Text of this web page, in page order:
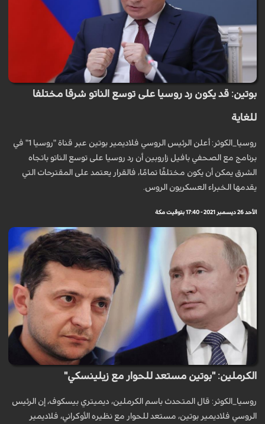
بوتين: قد يكون رد روسيا على توسع الناتو شرقا مختلفا
للغاية
روسيا_الكوثر: أعلن الرئيس الروسي فلاديمير بوتين عبر قناة "روسيا 1" في
برنامج مع الصحفي بافيل زاروبين أن رد روسيا على توسع الناتو باتجاه
الشرق يمكن أن يكون مختلفًا تمامًا، فالقرار يعتمد على المقترحات التي
يقدمها الخبراء العسكريون الروس.
الأحد 26 ديسمبر 2021 - 17:40 بتوقيت مكة
الكرملين: "بوتين مستعد للحوار مع زيلينسكي"
روسيا_الكوثر: قال المتحدث باسم الكرملين، ديميتري بيسكوف، إن الرئيس
الروسي فلاديمير بوتين، مستعد للحوار مع نظيره الأوكراني، فلاديمير